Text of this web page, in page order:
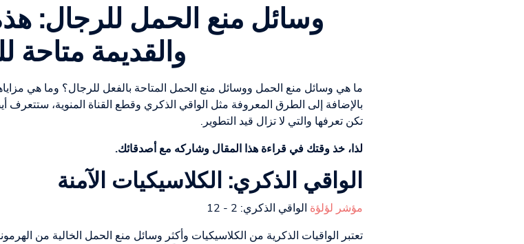
وسائل منع الحمل للرجال:
والقديمة متاحة
ما هي وسائل منع الحمل ووسائل منع الحمل المتاحة بالفعل للرجال؟ وما هي
تكن تعرفها والتي لا تزال قيد التطوير.
لذا، خذ وقتك في قراءة هذا المقال وشاركه مع أصدقائك.
الواقي الذكري: الكلاسيكيات الآمنة
مؤشر لؤلؤة الواقي الذكري: 2 - 12
تعتبر الواقيات الذكرية من الكلاسيكيات وأكثر وسائل منع الحمل الخالية من